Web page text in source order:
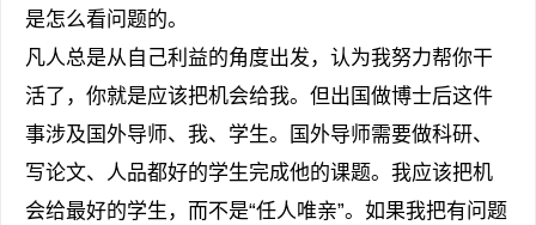
是怎么看问题的。
凡人总是从自己利益的角度出发，认为我努力帮你干
活了，你就是应该把机会给我。但出国做博士后这件
事涉及国外导师、我、学生。国外导师需要做科研、
写论文、人品都好的学生完成他的课题。我应该把机
会给最好的学生，而不是“任人唯亲”。如果我把有问题